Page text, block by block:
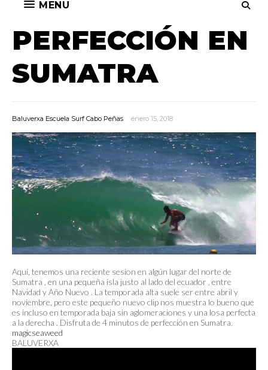
MENU
PERFECCIÓN EN
SUMATRA
Baluverxa Escuela Surf Cabo Peñas enero 15, 2018
Aquí, tenemos una reciente sesion en algún lugar del norte de
Sumatra , en una pequeña isla justo al lado del ecuador , entre
Navidad y Año Nuevo . La temporada alta suele ser entre abril y
noviembre, pero este pequeño nuevo clip nos muestra lo bueno que
es incluso en temporada baja sin aglomeraciones y una losa perfecta
a la derecha . Disfruta de 4 minutos de perfección en Sumatra.
magicseaweed
BALUVERXA